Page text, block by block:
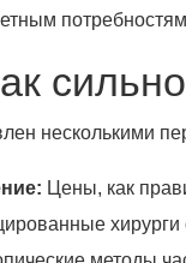
несколькими
Цены, как
хирурги